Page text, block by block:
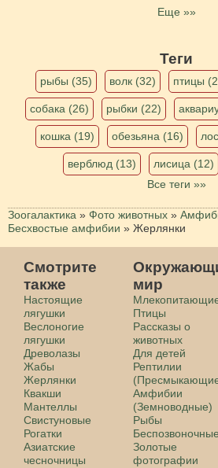
Еще »»
Теги
рыбы (35) волк (32) птицы
собака (26) рыбки (22)
кошка (19) обезьяна (16)
верблюд (13) лисица (12)
Все теги »»
Зоогалактика » Фото животных »
Бесхвостые амфибии » Жерлянки
Смотрите
также
Настоящие
лягушки
Веслоногие
лягушки
Древолазы
Жабы
Жерлянки
Квакши
Мантеллы
Свистуновые
Рогатки
Азиатские
чесночницы
мир
Птицы
Рассказы о
животных
Для детей
Рептилии
Амфибии
(Земноводные)
Рыбы
Беспозвоночные
Золотые
фотографии